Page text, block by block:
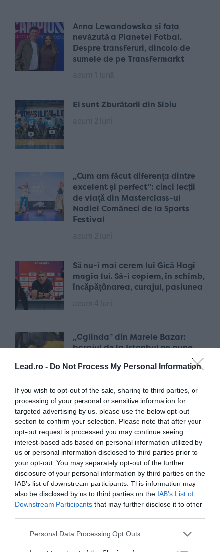
Lead.ro - Do Not Process My Personal Information
If you wish to opt-out of the sale, sharing to third parties, or
processing of your personal or sensitive information for
targeted advertising by us, please use the below opt-out
section to confirm your selection. Please note that after your
opt-out request is processed you may continue seeing
interest-based ads based on personal information utilized by
us or personal information disclosed to third parties prior to
your opt-out. You may separately opt-out of the further
disclosure of your personal information by third parties on the
IAB’s list of downstream participants. This information may
also be disclosed by us to third parties on the IAB’s List of
Downstream Participants that may further disclose it to other
Personal Data Processing Opt Outs
Anna Lewandowska și fața
nevăzută a Planetei Fotbal.
Despre transferuri, dincolo de
sumele de pe Transfermarkt
Ei sunt Zburătorii din Sibiu
„Cum am făcut diferența dintre
excelent și perfect”: cinci lecții
de viață din Masterclass-ul
Nadiei Comăneci de la Sports
Festival
Să nu-i mai cerem lui Gică Hagi
magia lui. Să-i copiem, în schimb,
încăpățânarea, curajul, pasiunea
„Oglinda” din Marele Bazar:
barajul de la Istanbul ne pune
față în față cu superficialitatea și
compromisurile fotbalului nostru
acum 5 luni
Neînvinșii | Răzvan Nedu: „Știu
cât de greu mi-a fost mie și aș
vrea să nu le fie greu și altora”
acum 8 luni
„Masterclass” Mircea Lucescu:
lecția de viață a „bătrânului” de
80 de ani căruia nu i-a mai
rămas pe lume decât succesul
acum 10 luni